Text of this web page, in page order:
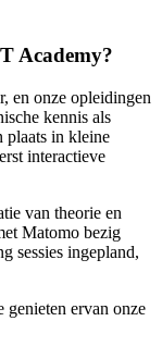
Academy?
en onze opleidingen
kennis als
plaats in kleine
interactieve
van theorie en
Matomo bezig
sessies ingepland,
ervan onze